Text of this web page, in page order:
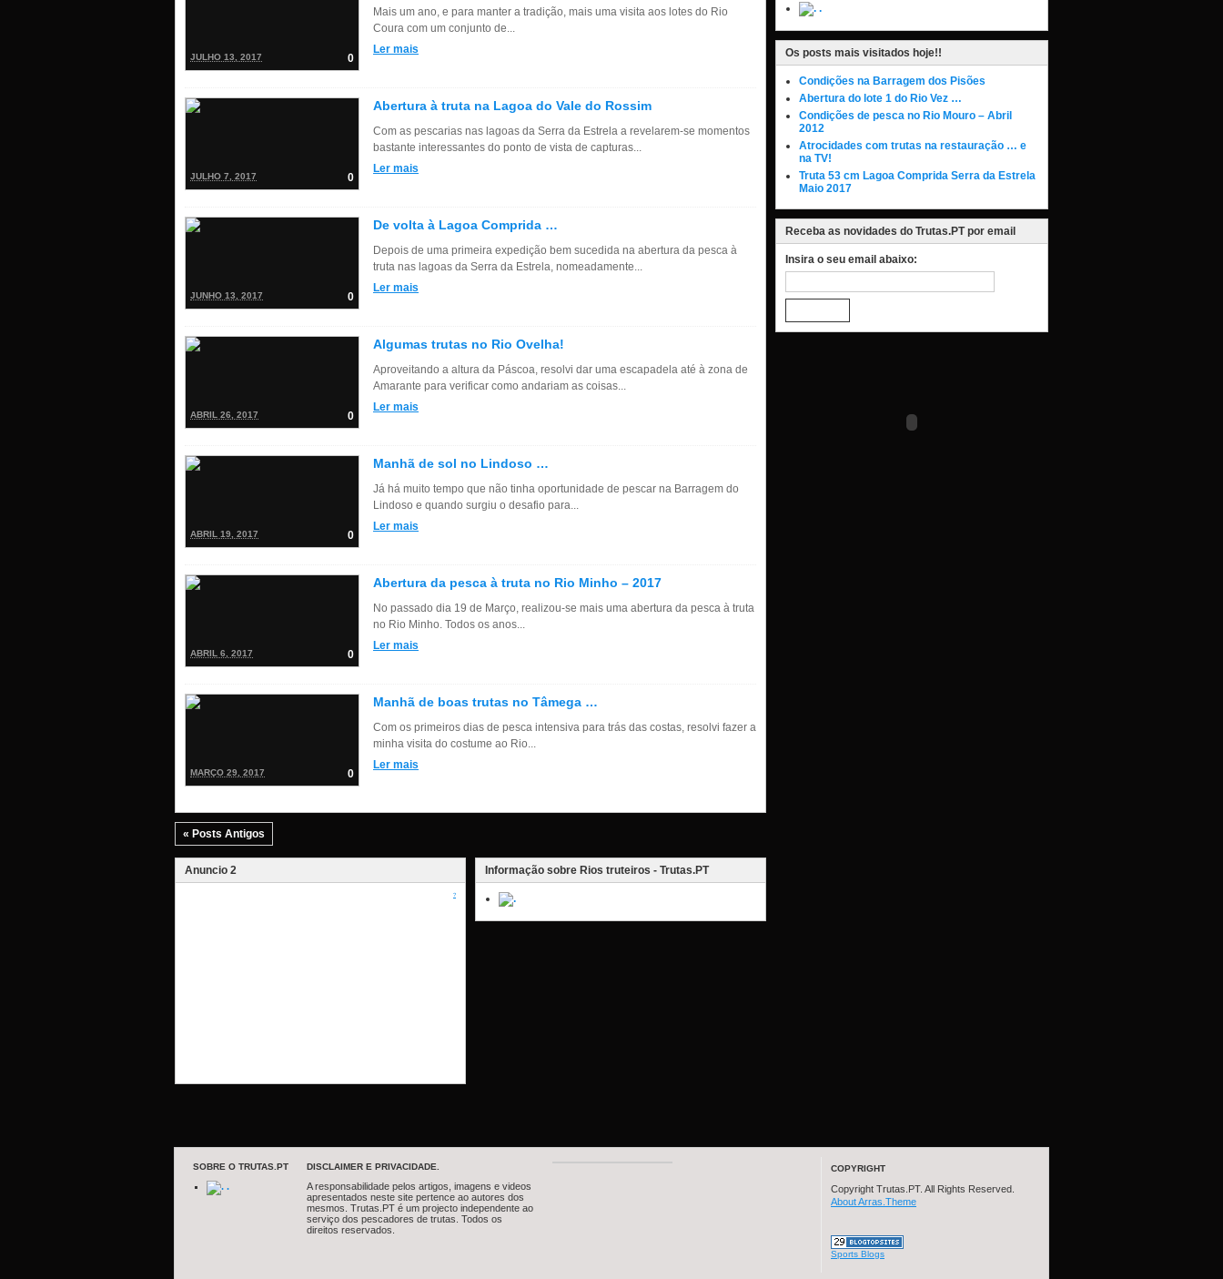
0
JULHO 13, 2017
Mais um ano, e para manter a tradição, mais uma visita aos lotes do Rio
Coura com um conjunto de...
Ler mais
0
JULHO 7, 2017
Abertura à truta na Lagoa do Vale do Rossim
Com as pescarias nas lagoas da Serra da Estrela a revelarem-se momentos
bastante interessantes do ponto de vista de capturas...
Ler mais
0
JUNHO 13, 2017
De volta à Lagoa Comprida …
Depois de uma primeira expedição bem sucedida na abertura da pesca à
truta nas lagoas da Serra da Estrela, nomeadamente...
Ler mais
0
ABRIL 26, 2017
Algumas trutas no Rio Ovelha!
Aproveitando a altura da Páscoa, resolvi dar uma escapadela até à zona de
Amarante para verificar como andariam as coisas...
Ler mais
0
ABRIL 19, 2017
Manhã de sol no Lindoso …
Já há muito tempo que não tinha oportunidade de pescar na Barragem do
Lindoso e quando surgiu o desafio para...
Ler mais
0
ABRIL 6, 2017
Abertura da pesca à truta no Rio Minho – 2017
No passado dia 19 de Março, realizou-se mais uma abertura da pesca à truta
no Rio Minho. Todos os anos...
Ler mais
0
MARÇO 29, 2017
Manhã de boas trutas no Tâmega …
Com os primeiros dias de pesca intensiva para trás das costas, resolvi fazer a
minha visita do costume ao Rio...
Ler mais
« Posts Antigos
Anuncio 2
?
Informação sobre Rios truteiros - Trutas.PT
.
Os posts mais visitados hoje!!
Condições na Barragem dos Pisões
Abertura do lote 1 do Rio Vez …
Condições de pesca no Rio Mouro – Abril
2012
Atrocidades com trutas na restauração … e
na TV!
Truta 53 cm Lagoa Comprida Serra da Estrela
Maio 2017
Receba as novidades do Trutas.PT por email
Insira o seu email abaixo:
SOBRE O TRUTAS.PT
.
DISCLAIMER E PRIVACIDADE.
A responsabilidade pelos artigos, imagens e videos
apresentados neste site pertence ao autores dos
mesmos. Trutas.PT é um projecto independente ao
serviço dos pescadores de trutas. Todos os
direitos reservados.
COPYRIGHT
Copyright Trutas.PT. All Rights Reserved.
About Arras.Theme
Sports Blogs